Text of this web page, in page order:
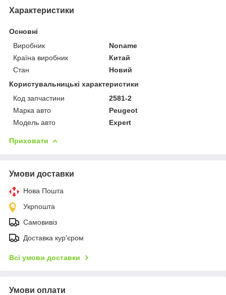
Характеристики
Основні
Виробник
Noname
Країна виробник
Китай
Стан
Новий
Користувальницькі характеристики
Код запчастини
2581-2
Марка авто
Peugeot
Модель авто
Expert
Приховати
Умови доставки
Нова Пошта
Укрпошта
Самовивіз
Доставка кур'єром
Всі умови доставки
Умови оплати